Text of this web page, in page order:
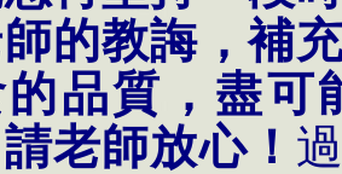
的教誨，補
品質，盡可
老師放心！